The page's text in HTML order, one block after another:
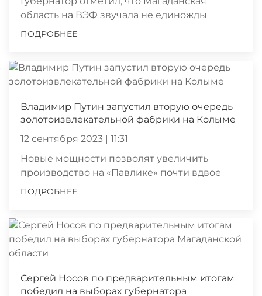
область на ВЭФ звучала не единожды
ПОДРОБНЕЕ
Владимир Путин запустил вторую очередь
золотоизвлекательной фабрики на Колыме
12 сентября 2023 | 11:31
Новые мощности позволят увеличить
производство на «Павлике» почти вдвое
ПОДРОБНЕЕ
Сергей Носов по предварительным итогам
победил на выборах губернатора